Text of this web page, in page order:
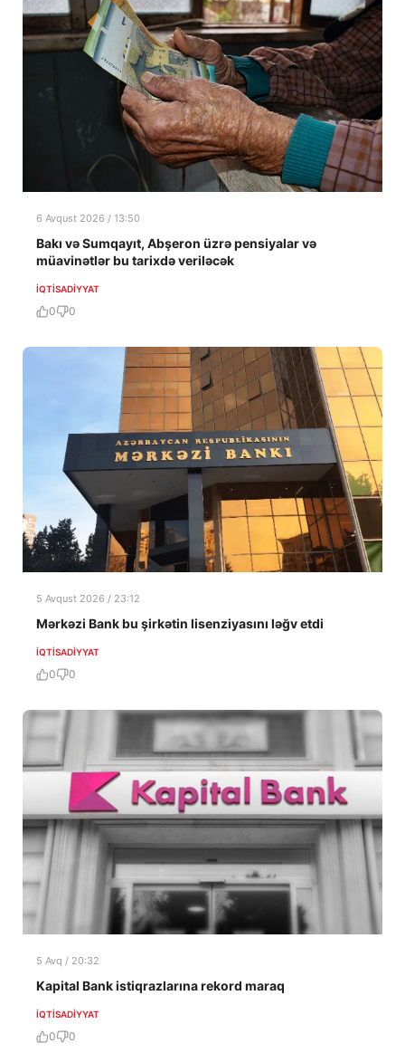
6 Avqust 2026 / 13:50
Bakı və Sumqayıt, Abşeron üzrə pensiyalar və
müavinətlər bu tarixdə veriləcək
İQTISADIYYAT
0 0
5 Avqust 2026 / 23:12
Mərkəzi Bank bu şirkətin lisenziyasını ləğv etdi
İQTISADIYYAT
0 0
5 Avq / 20:32
Kapital Bank istiqrazlarına rekord maraq
İQTISADIYYAT
0 0